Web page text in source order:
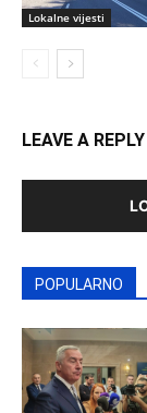
Lokalne vijesti
LEAVE A REPLY
POPULARNO